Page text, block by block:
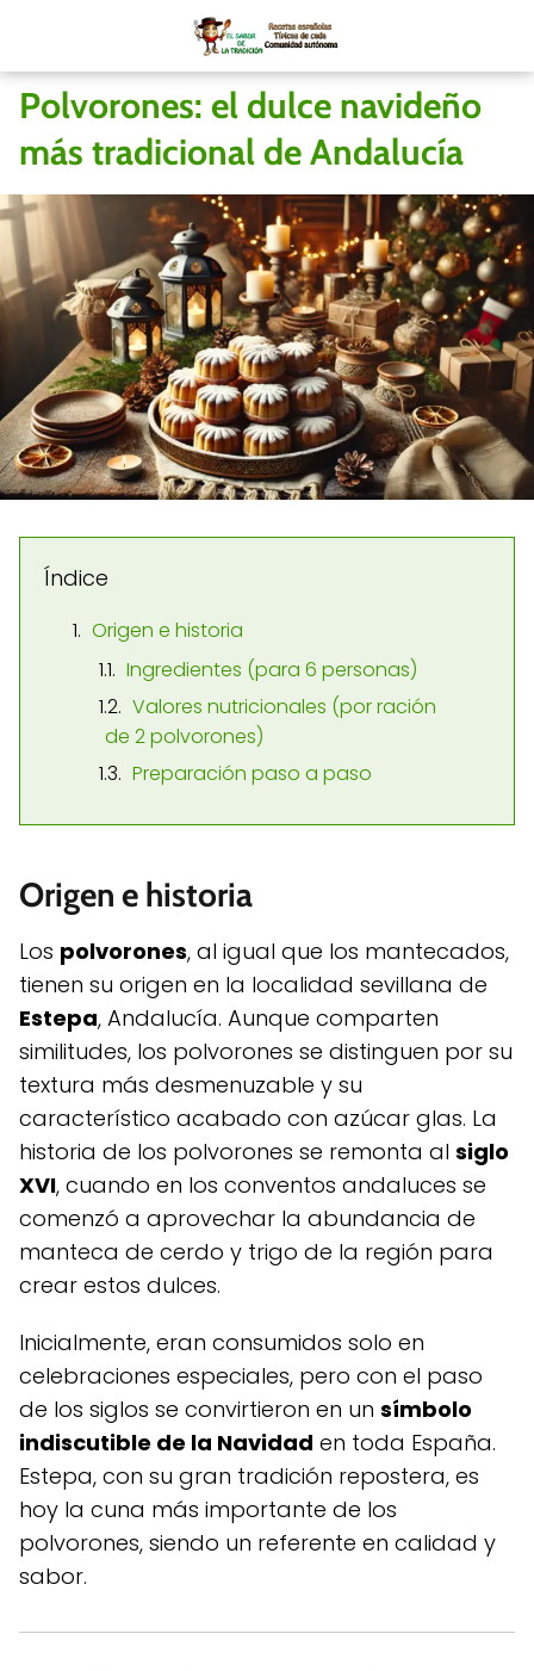
Polvorones: el dulce navideño
más tradicional de Andalucía
Índice
Origen e historia
Ingredientes (para 6 personas)
Valores nutricionales (por ración
de 2 polvorones)
Preparación paso a paso
Origen e historia
Los polvorones, al igual que los mantecados,
tienen su origen en la localidad sevillana de
Estepa, Andalucía. Aunque comparten
similitudes, los polvorones se distinguen por su
textura más desmenuzable y su
característico acabado con azúcar glas. La
historia de los polvorones se remonta al siglo
XVI, cuando en los conventos andaluces se
comenzó a aprovechar la abundancia de
manteca de cerdo y trigo de la región para
crear estos dulces.
Inicialmente, eran consumidos solo en
celebraciones especiales, pero con el paso
de los siglos se convirtieron en un símbolo
indiscutible de la Navidad en toda España.
Estepa, con su gran tradición repostera, es
hoy la cuna más importante de los
polvorones, siendo un referente en calidad y
sabor.